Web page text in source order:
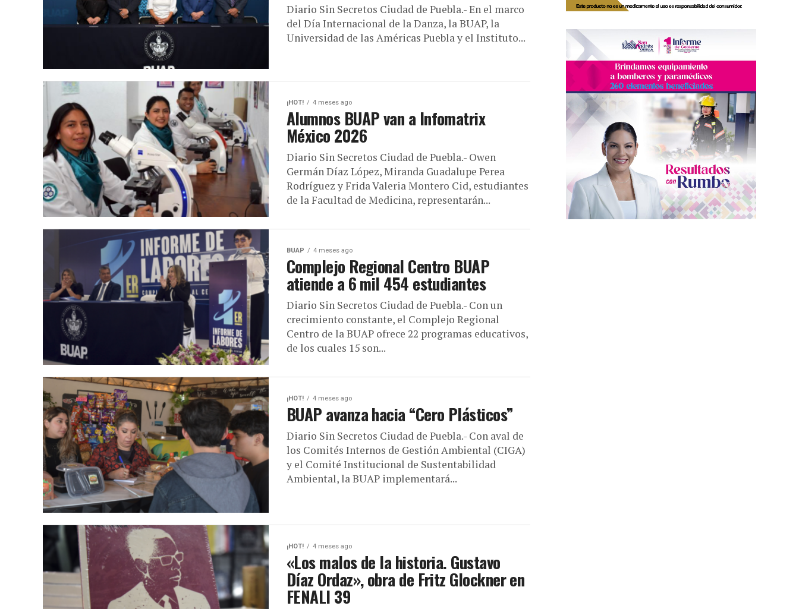
Diario Sin Secretos Ciudad de Puebla.- En el marco
del Día Internacional de la Danza, la BUAP, la
Universidad de las Américas Puebla y el Instituto...
¡HOT! 4 meses ago
Alumnos BUAP van a Infomatrix
México 2026
Diario Sin Secretos Ciudad de Puebla.- Owen
Germán Díaz López, Miranda Guadalupe Perea
Rodríguez y Frida Valeria Montero Cid, estudiantes
de la Facultad de Medicina, representarán...
BUAP 4 meses ago
Complejo Regional Centro BUAP
atiende a 6 mil 454 estudiantes
Diario Sin Secretos Ciudad de Puebla.- Con un
crecimiento constante, el Complejo Regional
Centro de la BUAP ofrece 22 programas educativos,
de los cuales 15 son...
¡HOT! 4 meses ago
BUAP avanza hacia “Cero Plásticos”
Diario Sin Secretos Ciudad de Puebla.- Con aval de
los Comités Internos de Gestión Ambiental (CIGA)
y el Comité Institucional de Sustentabilidad
Ambiental, la BUAP implementará...
¡HOT! 4 meses ago
«Los malos de la historia. Gustavo
Díaz Ordaz», obra de Fritz Glockner en
FENALI 39